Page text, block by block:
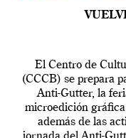
El Centro de
(CCCB) se prepara
Anti-Gutter, la
microedición
además de las